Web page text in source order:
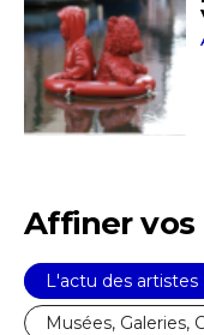
* Champ obligatoire
Statut / Organisation
J'accepte les
Affiner
L'actu des artistes
Musées, Galeries,